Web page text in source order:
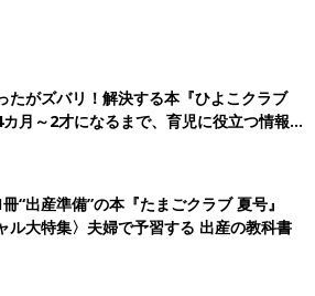
たがズバリ！解決する本『ひよこクラブ
月～2才になるまで、育児に役立つ情報が
“出産準備”の本『たまごクラブ 夏号』
ル大特集〉夫婦で予習する 出産の教科書